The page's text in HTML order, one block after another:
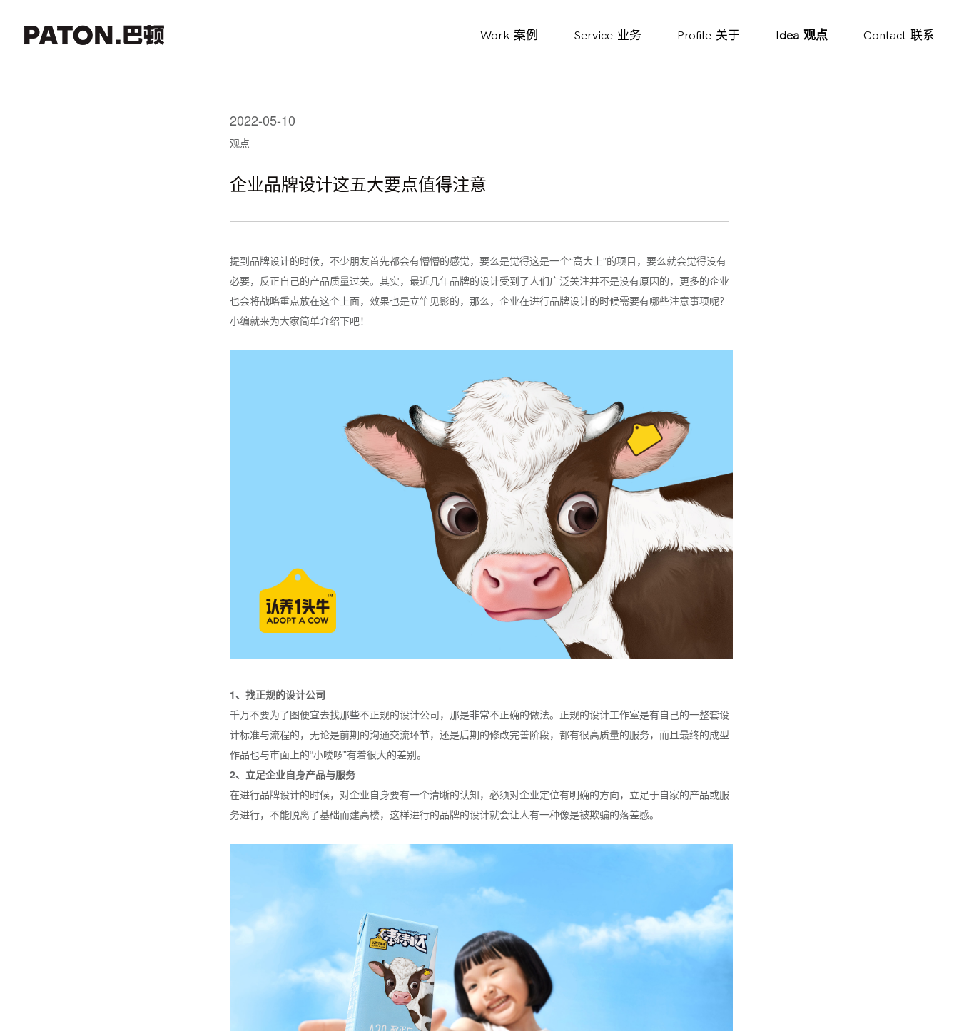
Work 案例 Service 业务 Profile 关于 Idea 观点 Contact 联系
2022-05-10
观点
企业品牌设计这五大要点值得注意
提到品牌设计的时候，不少朋友首先都会有懵懵的感觉，要么是觉得这是一个“高大上”的项目，要么就会觉得没有
必要，反正自己的产品质量过关。其实，最近几年品牌的设计受到了人们广泛关注并不是没有原因的，更多的企业
也会将战略重点放在这个上面，效果也是立竿见影的，那么，企业在进行品牌设计的时候需要有哪些注意事项呢？
小编就来为大家简单介绍下吧！
1、找正规的设计公司
千万不要为了图便宜去找那些不正规的设计公司，那是非常不正确的做法。正规的设计工作室是有自己的一整套设
计标准与流程的，无论是前期的沟通交流环节，还是后期的修改完善阶段，都有很高质量的服务，而且最终的成型
作品也与市面上的“小喽啰”有着很大的差别。
2、立足企业自身产品与服务
在进行品牌设计的时候，对企业自身要有一个清晰的认知，必须对企业定位有明确的方向，立足于自家的产品或服
务进行，不能脱离了基础而建高楼，这样进行的品牌的设计就会让人有一种像是被欺骗的落差感。